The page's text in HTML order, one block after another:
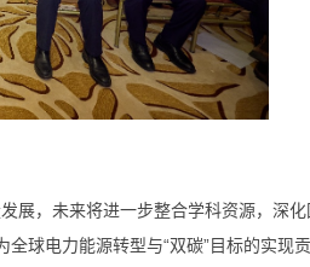
展，未来将进一步整合学科资源，深
球电力能源转型与“双碳”目标的实现